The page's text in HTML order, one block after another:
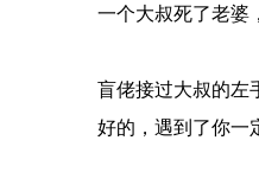
一个大叔死了老婆
盲佬接过大叔的左
好的，遇到了你一